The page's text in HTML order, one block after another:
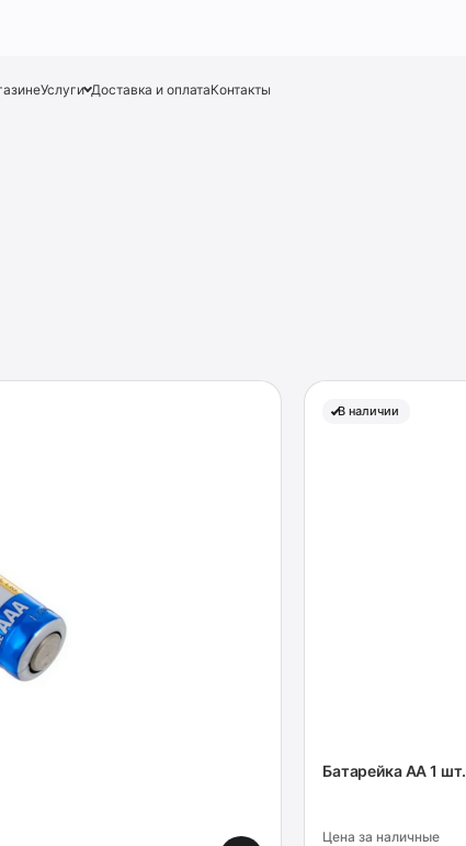
Услуги Доставка и оплатаКонтакты
В наличии
Батарейка AA 1 шт.
Цена за наличные